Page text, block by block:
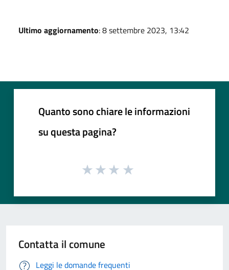
Ultimo aggiornamento: 8 settembre 2023, 13:42
Quanto sono chiare le informazioni
su questa pagina?
Contatta il comune
Leggi le domande frequenti